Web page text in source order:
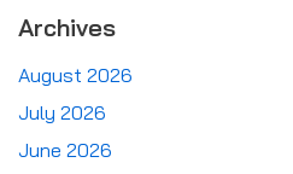
Archives
August 2026
July 2026
June 2026